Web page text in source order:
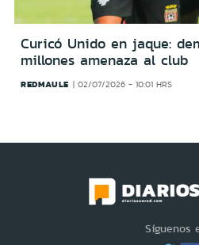
Curicó Unido en jaque:
millones amenaza al club
REDMAULE 02/07/2026 - 10:01 HRS
Síguenos